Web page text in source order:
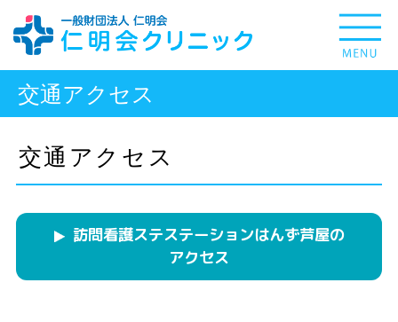
交通アクセス
訪問看護ステステーションはんず芦屋の
アクセス
交通アクセス